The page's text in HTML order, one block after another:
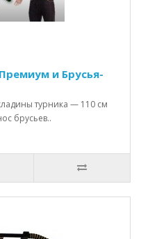
и Брусья-
турника — 110 см
брусьев..